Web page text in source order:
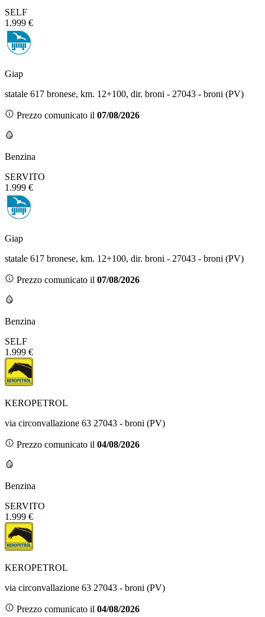
SELF
1.999 €
Giap
statale 617 bronese, km. 12+100, dir. broni - 27043 - broni (PV)
Prezzo comunicato il 07/08/2026
Benzina
SERVITO
1.999 €
Giap
statale 617 bronese, km. 12+100, dir. broni - 27043 - broni (PV)
Prezzo comunicato il 07/08/2026
Benzina
SELF
1.999 €
KEROPETROL
via circonvallazione 63 27043 - broni (PV)
Prezzo comunicato il 04/08/2026
Benzina
SERVITO
1.999 €
KEROPETROL
via circonvallazione 63 27043 - broni (PV)
Prezzo comunicato il 04/08/2026